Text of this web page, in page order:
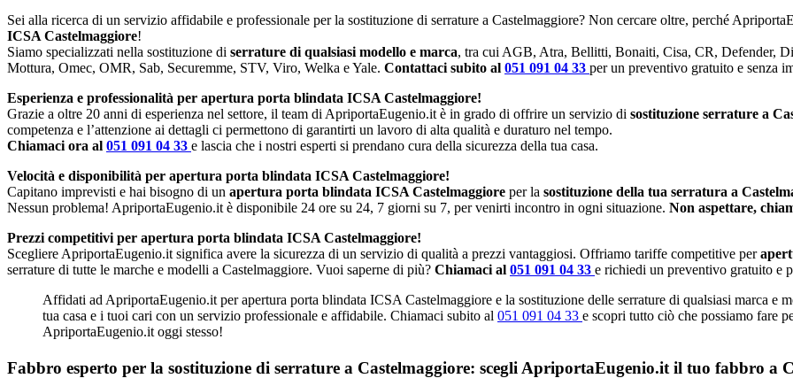
Sei alla ricerca di un servizio affidabile e professionale per la sostituzione di serrature a Castelmaggiore? Non cercare oltre, perché
ICSA Castelmaggiore!
Siamo specializzati nella sostituzione di serrature di qualsiasi modello e marca, tra cui AGB, Atra, Bellitti, Bonaiti, Cisa, CR, Defender,
Mottura, Omec, OMR, Sab, Securemme, STV, Viro, Welka e Yale. Contattaci subito al 051 091 04 33 per un preventivo gratuito e senza
Esperienza e professionalità per apertura porta blindata ICSA Castelmaggiore!
Grazie a oltre 20 anni di esperienza nel settore, il team di ApriportaEugenio.it è in grado di offrire un servizio di sostituzione serrature a
competenza e l’attenzione ai dettagli ci permettono di garantirti un lavoro di alta qualità e duraturo nel tempo.
Chiamaci ora al 051 091 04 33 e lascia che i nostri esperti si prendano cura della sicurezza della tua casa.
Velocità e disponibilità per apertura porta blindata ICSA Castelmaggiore!
Capitano imprevisti e hai bisogno di un apertura porta blindata ICSA Castelmaggiore per la sostituzione della tua serratura a
Nessun problema! ApriportaEugenio.it è disponibile 24 ore su 24, 7 giorni su 7, per venirti incontro in ogni situazione. Non aspettare,
Prezzi competitivi per apertura porta blindata ICSA Castelmaggiore!
Scegliere ApriportaEugenio.it significa avere la sicurezza di un servizio di qualità a prezzi vantaggiosi. Offriamo tariffe competitive per
serrature di tutte le marche e modelli a Castelmaggiore. Vuoi saperne di più? Chiamaci al 051 091 04 33 e richiedi un preventivo gratuito e
Affidati ad ApriportaEugenio.it per apertura porta blindata ICSA Castelmaggiore e la sostituzione delle serrature di qualsiasi marca e
tua casa e i tuoi cari con un servizio professionale e affidabile. Chiamaci subito al 051 091 04 33 e scopri tutto ciò che possiamo fare
ApriportaEugenio.it oggi stesso!
Fabbro esperto per la sostituzione di serrature a Castelmaggiore: scegli ApriportaEugenio.it il tuo fabbro a